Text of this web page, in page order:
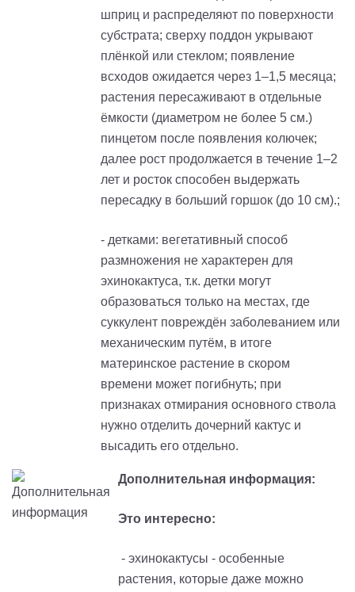
шприц и распределяют по поверхности
субстрата; сверху поддон укрывают
плёнкой или стеклом; появление
всходов ожидается через 1–1,5 месяца;
растения пересаживают в отдельные
ёмкости (диаметром не более 5 см.)
пинцетом после появления колючек;
далее рост продолжается в течение 1–2
лет и росток способен выдержать
пересадку в больший горшок (до 10 см).;
- детками: вегетативный способ
размножения не характерен для
эхинокактуса, т.к. детки могут
образоваться только на местах, где
суккулент повреждён заболеванием или
механическим путём, в итоге
материнское растение в скором
времени может погибнуть; при
признаках отмирания основного ствола
нужно отделить дочерний кактус и
высадить его отдельно.
Дополнительная информация:
Это интересно:
- эхинокактусы - особенные
растения, которые даже можно